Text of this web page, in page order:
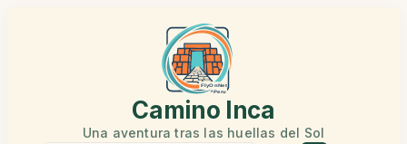
Camino Inca
Una aventura tras las huellas del Sol